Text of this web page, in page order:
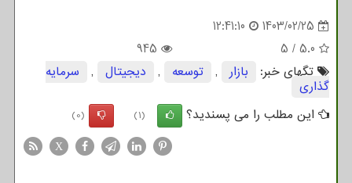
1403/02/25
12:41:10
5.0
/
5
945
تگهای خبر:
بازار , توسعه , دیجیتال , سرمایه
گذاری
این مطلب را می پسندید؟
(1)
(0)
X